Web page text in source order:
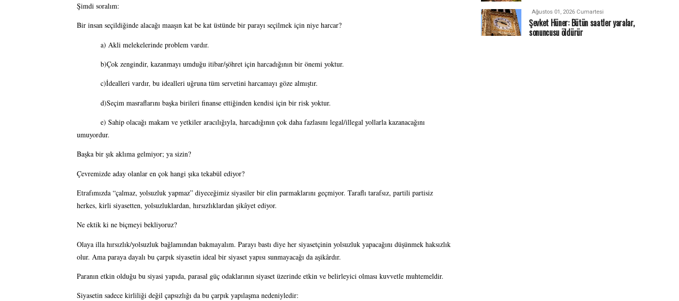
Şimdi soralım:
Bir insan seçildiğinde alacağı maaşın kat be kat üstünde bir parayı seçilmek için niye harcar?
a) Akli melekelerinde problem vardır.
b)Çok zengindir, kazanmayı umduğu itibar/şöhret için harcadığının bir önemi yoktur.
c)İdealleri vardır, bu idealleri uğruna tüm servetini harcamayı göze almıştır.
d)Seçim masraflarını başka birileri finanse ettiğinden kendisi için bir risk yoktur.
e) Sahip olacağı makam ve yetkiler aracılığıyla, harcadığının çok daha fazlasını legal/illegal yollarla kazanacağını
umuyordur.
Başka bir şık aklıma gelmiyor; ya sizin?
Çevremizde aday olanlar en çok hangi şıka tekabül ediyor?
Etrafımızda “çalmaz, yolsuzluk yapmaz” diyeceğimiz siyasiler bir elin parmaklarını geçmiyor. Taraflı tarafsız, partili partisiz
herkes, kirli siyasetten, yolsuzluklardan, hırsızlıklardan şikâyet ediyor.
Ne ektik ki ne biçmeyi bekliyoruz?
Olaya illa hırsızlık/yolsuzluk bağlamından bakmayalım. Parayı bastı diye her siyasetçinin yolsuzluk yapacağını düşünmek haksızlık
olur. Ama paraya dayalı bu çarpık siyasetin ideal bir siyaset yapısı sunmayacağı da aşikârdır.
Paranın etkin olduğu bu siyasi yapıda, parasal güç odaklarının siyaset üzerinde etkin ve belirleyici olması kuvvetle muhtemeldir.
Siyasetin sadece kirliliği değil çapsızlığı da bu çarpık yapılaşma nedeniyledir:
Ağustos 01, 2026 Cumartesi
Şevket Hüner: Bütün saatler yaralar,
sonuncusu öldürür